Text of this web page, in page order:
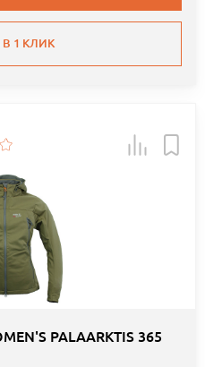
1 КЛИК
PALAARKTIS 365